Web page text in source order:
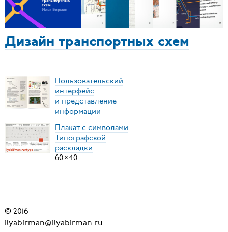
Дизайн транспортных схем
Пользовательский
интерфейс
и представление
информации
Плакат с символами
Типографской
раскладки
60×40
© 2016
ilyabirman@ilyabirman.ru